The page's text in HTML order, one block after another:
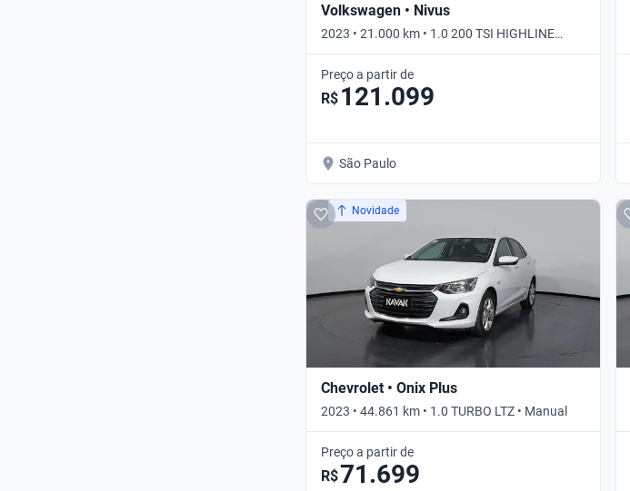
Volkswagen • Nivus
2023 • 21.000 km • 1.0 200 TSI HIGHLINE
AUTO • Automático
Preço a partir de
R$ 121.099
São Paulo
Novidade
Chevrolet • Onix Plus
2023 • 44.861 km • 1.0 TURBO LTZ • Manual
Preço a partir de
R$71.699